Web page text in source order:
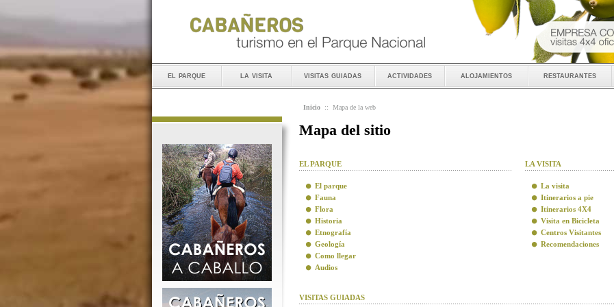
el parque la visita visitas guiadas actividades alojamientos restaurantes
Inicio :: Mapa de la web
Mapa del sitio
EL PARQUE
El parque
Fauna
Flora
Historia
Etnografía
Geología
Como llegar
Audios
LA VISITA
La visita
Itinerarios a pie
Itinerarios 4X4
Visita en Bicicleta
Centros Visitantes
Recomendaciones
VISITAS GUIADAS